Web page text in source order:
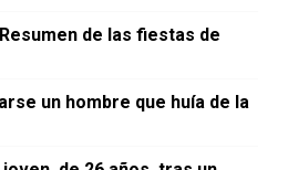
de las fiestas de
un hombre que huía de la